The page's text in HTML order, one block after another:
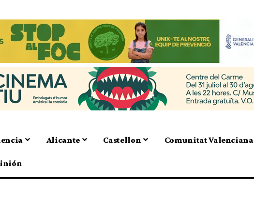
Alicante Castellon Comunitat Valenciana